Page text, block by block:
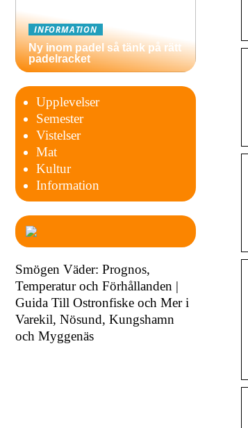
INFORMATION
Ny inom padel så tänk på rätt
padelracket
Upplevelser
Semester
Vistelser
Mat
Kultur
Information
Smögen Väder: Prognos,
Temperatur och Förhållanden |
Guida Till Ostronfiske och Mer i
Varekil, Nösund, Kungshamn
och Myggenäs